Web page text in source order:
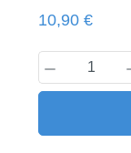
unterstützen
Kronen und
mit
reduziertem
Regulärer
10,90 €
Produkt